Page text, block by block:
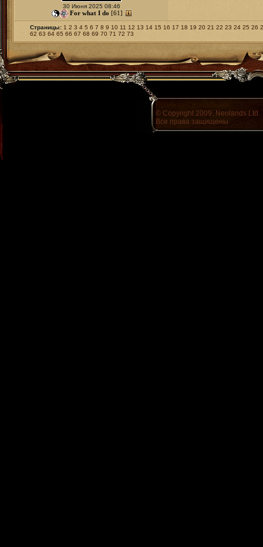
30 Июня 2025 08:46
For what I do [61]
Страницы: 1 2 3 4 5 6 7 8 9 10 11 12 13 14 15 16 17 18 19 20 21 22 23 24 25 26
62 63 64 65 66 67 68 69 70 71 72 73
© Copyright 2009, Neolands Ltd.
Все права защищены